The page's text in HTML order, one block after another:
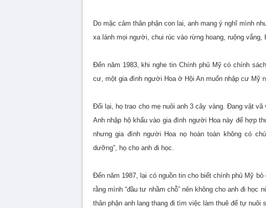
Do mặc cảm thân phận con lai, anh mang ý nghĩ mình
xa lánh mọi người, chui rúc vào rừng hoang, ruộng vắng,
Đến năm 1983, khi nghe tin Chính phủ Mỹ có chính
cư, một gia đình người Hoa ở Hội An muốn nhập cư Mỹ
Đổi lại, họ trao cho mẹ nuôi anh 3 cây vàng. Đang vật
Anh nhập hộ khẩu vào gia đình người Hoa này để hợp
nhưng gia đình người Hoa nọ hoàn toàn không có
dưỡng”, họ cho anh đi học.
Đến năm 1987, lại có nguồn tin cho biết chính phủ Mỹ
rằng mình “đầu tư nhầm chỗ” nên không cho anh đi
thân phận anh lang thang đi tìm việc làm thuê để tự nuôi